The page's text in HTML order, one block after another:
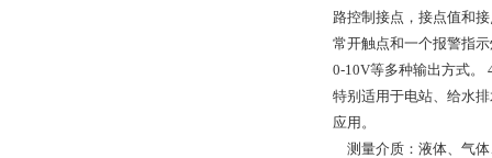
路控制接点，接点值和
常开触点和一个报警指
0-10V等多种输出方式。
特别适用于电站、给水
应用。
测量介质：液体、气体